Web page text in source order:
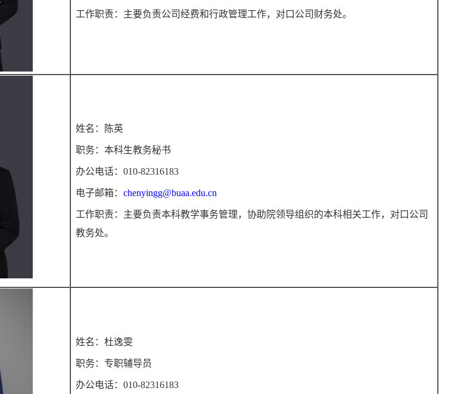
工作职责：主要负责公司经费和行政管理工作，对口公司财务处。
姓名：陈英
职务：本科生教务秘书
办公电话：010-82316183
电子邮箱： chenyingg@buaa.edu.cn
工作职责：主要负责本科教学事务管理，协助院领导组织的本科相关工作，对口公司
教务处。
姓名：杜逸雯
职务：专职辅导员
办公电话：010-82316183